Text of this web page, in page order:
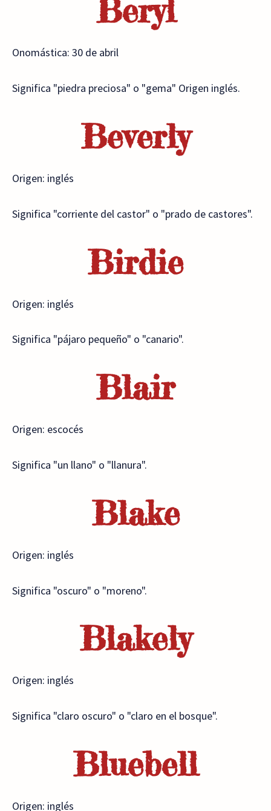
Beryl
Onomástica: 30 de abril
Significa "piedra preciosa" o "gema" Origen inglés.
Beverly
Origen: inglés
Significa "corriente del castor" o "prado de castores".
Birdie
Origen: inglés
Significa "pájaro pequeño" o "canario".
Blair
Origen: escocés
Significa "un llano" o "llanura".
Blake
Origen: inglés
Significa "oscuro" o "moreno".
Blakely
Origen: inglés
Significa "claro oscuro" o "claro en el bosque".
Bluebell
Origen: inglés